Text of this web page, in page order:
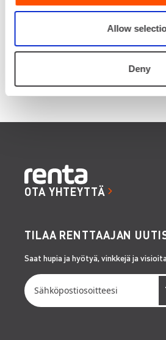
Allow
Deny
OTA YHTEYTTÄ
TILAA RENTTAAJAN
Saat hupia ja hyötyä, vinkkejä ja visioita